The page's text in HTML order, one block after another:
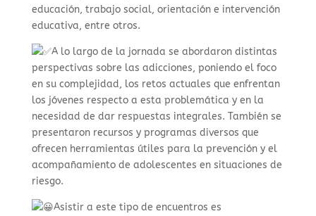
educación, trabajo social, orientación e intervención
educativa, entre otros.
A lo largo de la jornada se abordaron distintas
perspectivas sobre las adicciones, poniendo el foco
en su complejidad, los retos actuales que enfrentan
los jóvenes respecto a esta problemática y en la
necesidad de dar respuestas integrales. También se
presentaron recursos y programas diversos que
ofrecen herramientas útiles para la prevención y el
acompañamiento de adolescentes en situaciones de
riesgo.
Asistir a este tipo de encuentros es